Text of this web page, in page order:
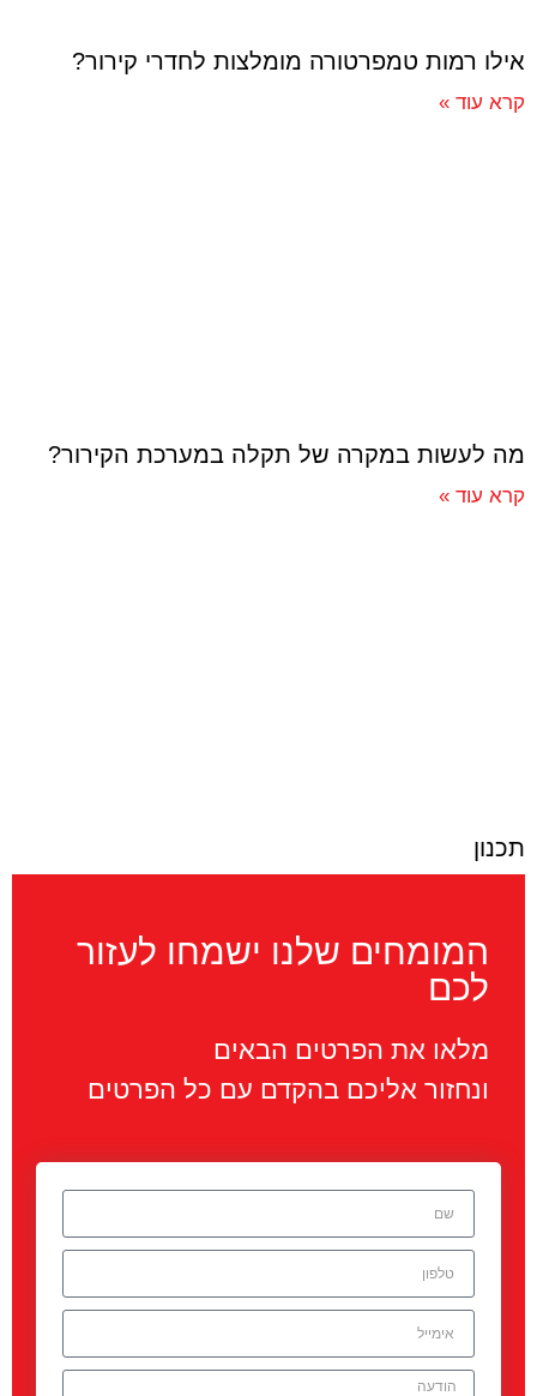
אילו רמות טמפרטורה מומלצות לחדרי קירור?
קרא עוד »
מה לעשות במקרה של תקלה במערכת הקירור?
קרא עוד »
תכנון
המומחים שלנו ישמחו לעזור
לכם
מלאו את הפרטים הבאים
ונחזור אליכם בהקדם עם כל הפרטים